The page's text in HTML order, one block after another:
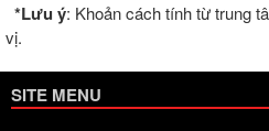
*Lưu ý: Khoản cách tính từ trung
vị.
SITE MENU